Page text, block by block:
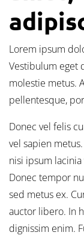
Lorem ipsum
Vestibulum eget
molestie metus.
pellentesque,
Donec vel felis
vel sapien
nisi ipsum
Donec tempor
sed metus ex.
auctor libero. In
dignissim enim.